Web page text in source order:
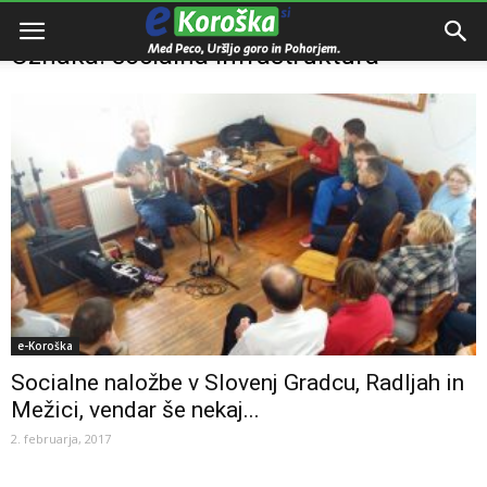
Domov Socialna infrastruktura
Oznaka: socialna infrastruktura
e-Koroška
Socialne naložbe v Slovenj Gradcu, Radljah in
Mežici, vendar še nekaj...
2. februarja, 2017